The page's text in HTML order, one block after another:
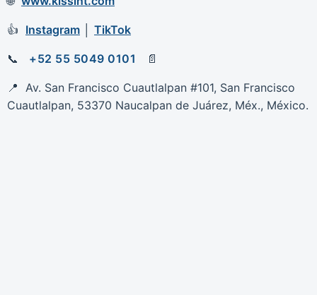
Instagram TikTok
+52 55 5049 0101
Av. San Francisco Cuautlalpan #101, San Francisco
Cuautlalpan, 53370 Naucalpan de Juárez, Méx., México.